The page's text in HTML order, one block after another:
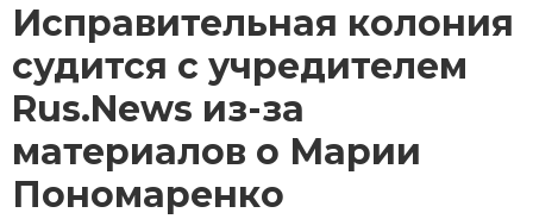
Исправительная колония
судится с учредителем
Rus.News из-за
материалов о Марии
Пономаренко